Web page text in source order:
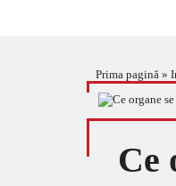
Prima pagină »
Ce